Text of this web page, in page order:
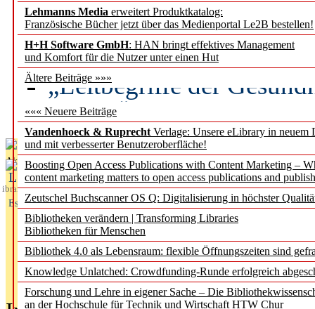
Lehmanns Media erweitert Produktkatalog:
Französische Bücher jetzt über das Medienportal Le2B bestellen!
H+H Software GmbH: HAN bringt effektives Management
und Komfort für die Nutzer unter einen Hut
Ältere Beiträge »»»
««« Neuere Beiträge
Vandenhoeck & Ruprecht Verlage: Unsere eLibrary in neuem
und mit verbesserter Benutzeroberfläche!
Boosting Open Access Publications with Content Marketing –
content marketing matters to open access publications and
Zeutschel Buchscanner OS Q: Digitalisierung in höchster
Bibliotheken verändern | Transforming Libraries
Bibliotheken für Menschen
Bibliothek 4.0 als Lebensraum: flexible Öffnungszeiten sind
Knowledge Unlatched: Crowdfunding-Runde erfolgreich
Forschung und Lehre in eigener Sache – Die
an der Hochschule für Technik und Wirtschaft HTW Chur
Künstliche Intelligenz
besser zu verstehen
„Leitbegriffe der
des BIÖG erscheinen
Aktuelles aus
L
ibrary
Essentials